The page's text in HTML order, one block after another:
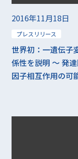
2016年11月18日
プレスリリース
世界初：一遺伝子
係性を説明 〜 発
因子相互作用の可